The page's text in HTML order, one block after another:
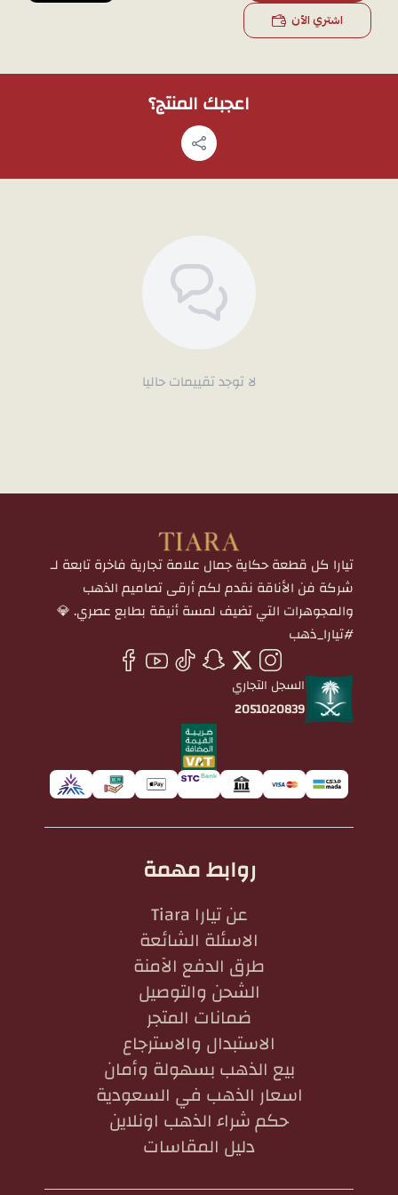
اشتري الآن
اعجبك المنتج؟
لا توجد تقييمات حاليا
تيارا كل قطعة حكاية جمال علامة تجارية فاخرة تابعة لـ
شركة فن الأناقة نقدم لكم أرقى تصاميم الذهب
والمجوهرات التي تضيف لمسة أنيقة بطابع عصري. 💎
#تيارا_ذهب
السجل التجاري
2051020839
روابط مهمة
عن تيارا Tiara
الاسئلة الشائعة
طرق الدفع الآمنة
الشحن والتوصيل
ضمانات المتجر
الاستبدال والاسترجاع
بيع الذهب بسهولة وأمان
اسعار الذهب في السعودية
حكم شراء الذهب اونلاين
دليل المقاسات